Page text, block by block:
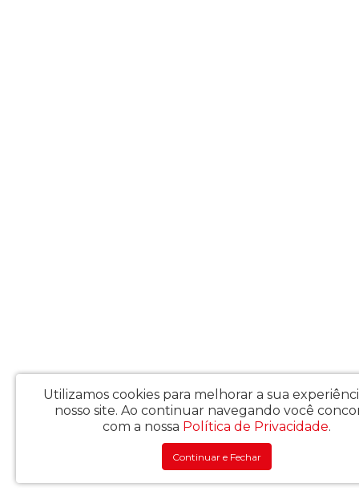
Utilizamos cookies para melhorar a sua
nosso site. Ao continuar navegando você
com a nossa Política de Privacidade.
Continuar e Fechar